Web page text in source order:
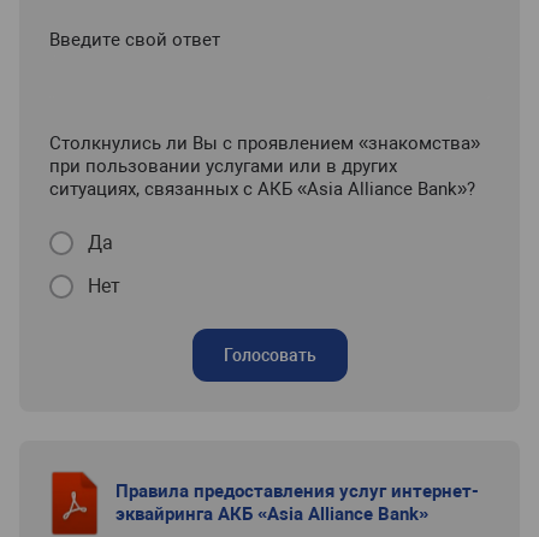
Введите свой ответ
Столкнулись ли Вы с проявлением «знакомства»
при пользовании услугами или в других
ситуациях, связанных с АКБ «Asia Alliance Bank»?
Да
Нет
Голосовать
Правила предоставления услуг интернет-
эквайринга АКБ «Asia Alliance Bank»